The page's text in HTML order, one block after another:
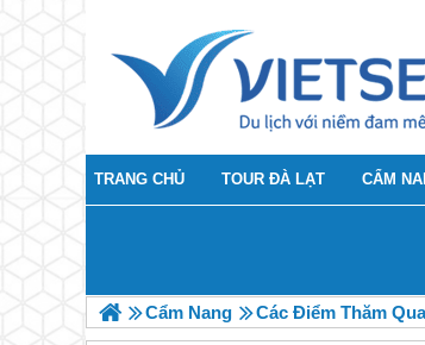
TRANG CHỦ TOUR ĐÀ LẠT CẨM
Cẩm Nang Các Điểm Thăm